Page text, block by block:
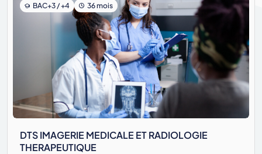
BAC+3 / +4 36 mois
DTS IMAGERIE MEDICALE ET RADIOLOGIE
THERAPEUTIQUE